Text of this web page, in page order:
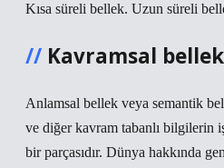
Kısa süreli bellek. Uzun süreli
Kavramsal
Anlamsal bellek veya semantik
ve diğer kavram tabanlı bilgilerin
bir parçasıdır. Dünya hakkında